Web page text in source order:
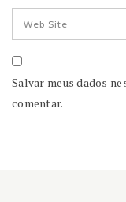
Salvar meus dados
comentar.